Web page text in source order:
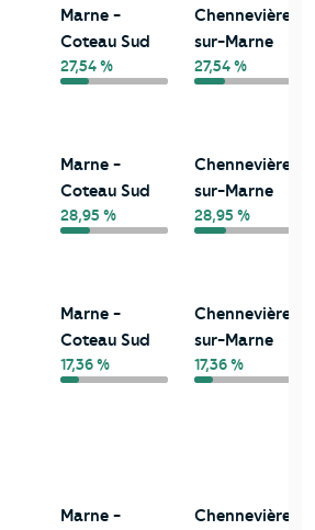
Marne -
Coteau Sud
27,54 %
Chennevières-
sur-Marne
27,54 %
Marne -
Coteau Sud
28,95 %
Chennevières-
sur-Marne
28,95 %
Marne -
Coteau Sud
17,36 %
Chennevières-
sur-Marne
17,36 %
Marne -
Chennevières-